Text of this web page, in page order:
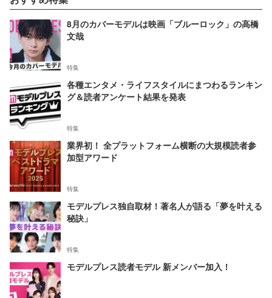
8月のカバーモデルは映画「ブルーロック」の高橋
文哉
特集
各種エンタメ・ライフスタイルにまつわるランキン
グ＆読者アンケート結果を発表
特集
業界初！ 全プラットフォーム横断の大規模読者参
加型アワード
特集
モデルプレス独自取材！著名人が語る「夢を叶える
秘訣」
特集
モデルプレス読者モデル 新メンバー加入！